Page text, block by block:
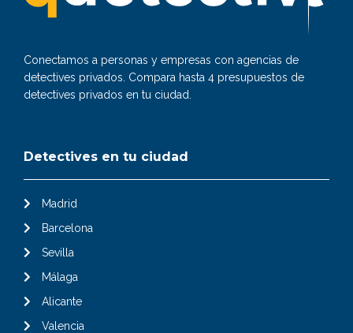
Conectamos a personas y empresas con agencias de
detectives privados. Compara hasta 4 presupuestos de
detectives privados en tu ciudad.
Detectives en tu ciudad
Madrid
Barcelona
Sevilla
Málaga
Alicante
Valencia